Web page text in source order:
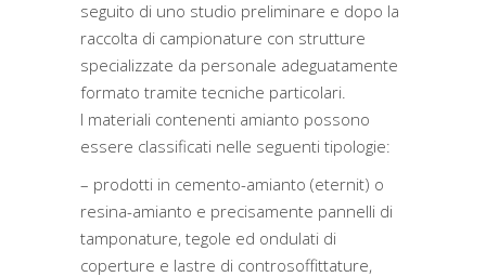
seguito di uno studio preliminare e dopo la
raccolta di campionature con strutture
specializzate da personale adeguatamente
formato tramite tecniche particolari.
I materiali contenenti amianto possono
essere classificati nelle seguenti tipologie:
– prodotti in cemento-amianto (eternit) o
resina-amianto e precisamente pannelli di
tamponature, tegole ed ondulati di
coperture e lastre di controsoffittature,